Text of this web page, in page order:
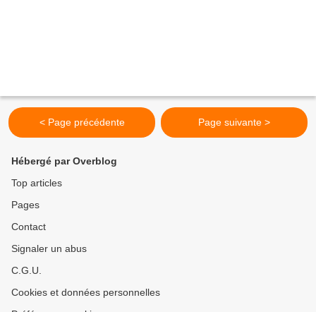
< Page précédente Page suivante >
Hébergé par Overblog
Top articles
Pages
Contact
Signaler un abus
C.G.U.
Cookies et données personnelles